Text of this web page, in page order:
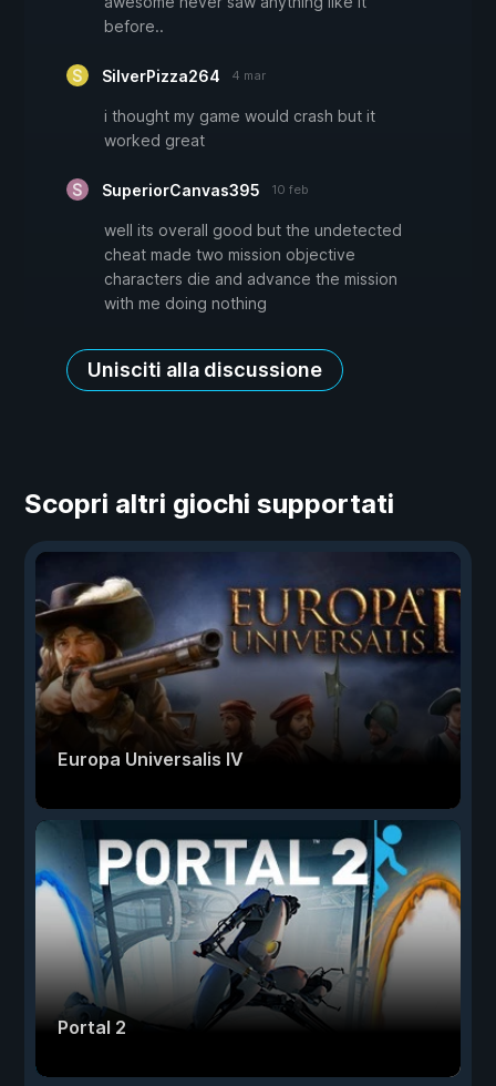
before..
SilverPizza264 4 mar
i thought my game would crash but it
worked great
SuperiorCanvas395 10 feb
well its overall good but the undetected
cheat made two mission objective
characters die and advance the mission
with me doing nothing
Unisciti alla discussione
Scopri altri giochi supportati
Europa Universalis IV
Portal 2